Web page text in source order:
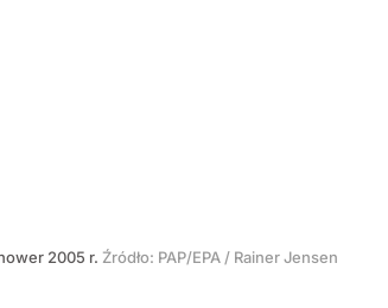
2005 r. Źródło: PAP/EPA / Rainer Jensen